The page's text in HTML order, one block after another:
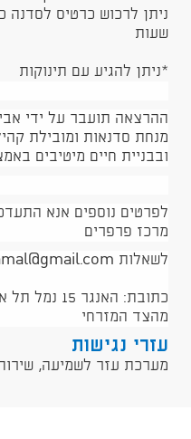
שעות
*ניתן להגיע עם תינוקות
ההרצאה תועבר על ידי
מנחת סדנאות ומובילת
ובבניית חיים מיטיבים
לפרטים נוספים אנא
מרכז פרפרים
לשאלות parparimbanamal@gmail.com
כתובת:
מהצד המזרחי
עזרי נגישות
מערכת עזר לשמיעה,